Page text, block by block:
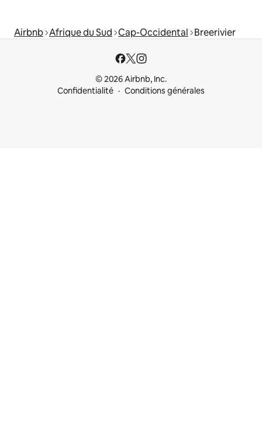
Airbnb Afrique du Sud Cap-Occidental Breerivier
© 2026 Airbnb, Inc.
Confidentialité
Conditions générales